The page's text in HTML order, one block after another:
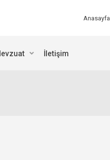
Anasayfa
İletişim